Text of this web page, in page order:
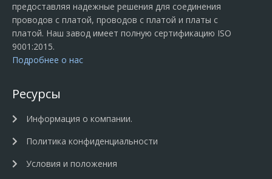
предоставляя надежные решения для соединения
проводов с платой, проводов с платой и платы с
платой. Наш завод имеет полную сертификацию ISO
9001:2015.
Подробнее о нас
Ресурсы
Информация о компании.
Политика конфиденциальности
Условия и положения